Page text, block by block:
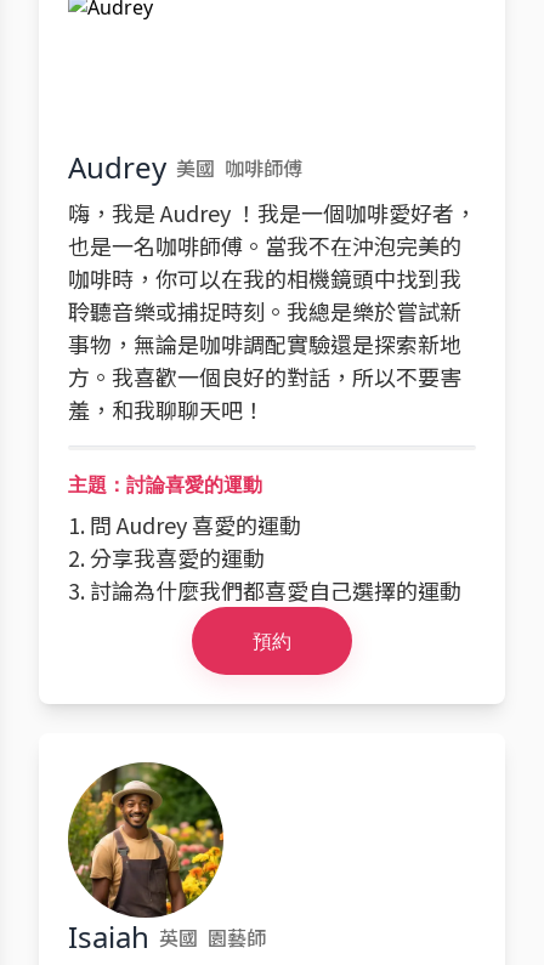
Audrey 美國 咖啡師傅
嗨，我是 Audrey ！我是一個咖啡愛好者，
也是一名咖啡師傅。當我不在沖泡完美的
咖啡時，你可以在我的相機鏡頭中找到我
聆聽音樂或捕捉時刻。我總是樂於嘗試新
事物，無論是咖啡調配實驗還是探索新地
方。我喜歡一個良好的對話，所以不要害
羞，和我聊聊天吧！
主題：討論喜愛的運動
1. 問 Audrey 喜愛的運動
2. 分享我喜愛的運動
3. 討論為什麼我們都喜愛自己選擇的運動
預約
Isaiah 英國 園藝師